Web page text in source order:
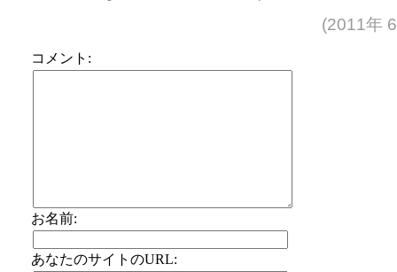
(2011年
コメント:
お名前:
あなたのサイトのURL: